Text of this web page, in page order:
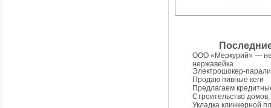
ООО «Меркурий» —
нержавейка
Электрошокер-
Продаю пивные кеги
Предлагаем
Строительство
Укладка клинкерной